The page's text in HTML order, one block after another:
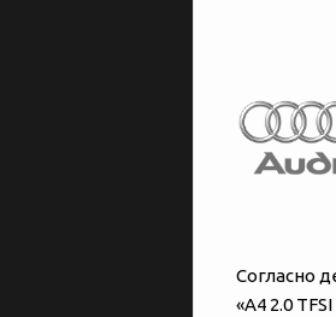
Согласно
«‎‎A4 2.0